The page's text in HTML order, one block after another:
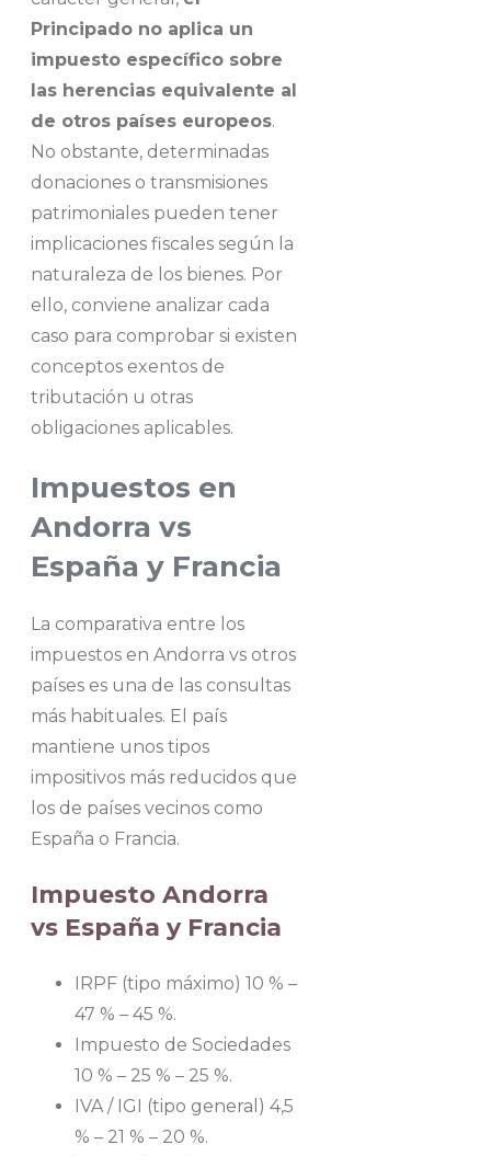
Principado no aplica un
impuesto específico sobre
las herencias equivalente al
de otros países europeos.
No obstante, determinadas
donaciones o transmisiones
patrimoniales pueden tener
implicaciones fiscales según la
naturaleza de los bienes. Por
ello, conviene analizar cada
caso para comprobar si existen
conceptos exentos de
tributación u otras
obligaciones aplicables.
Impuestos en
Andorra vs
España y Francia
La comparativa entre los
impuestos en Andorra vs otros
países es una de las consultas
más habituales. El país
mantiene unos tipos
impositivos más reducidos que
los de países vecinos como
España o Francia.
Impuesto Andorra
vs España y Francia
IRPF (tipo máximo) 10 % –
47 % – 45 %.
Impuesto de Sociedades
10 % – 25 % – 25 %.
IVA / IGI (tipo general) 4,5
% – 21 % – 20 %.